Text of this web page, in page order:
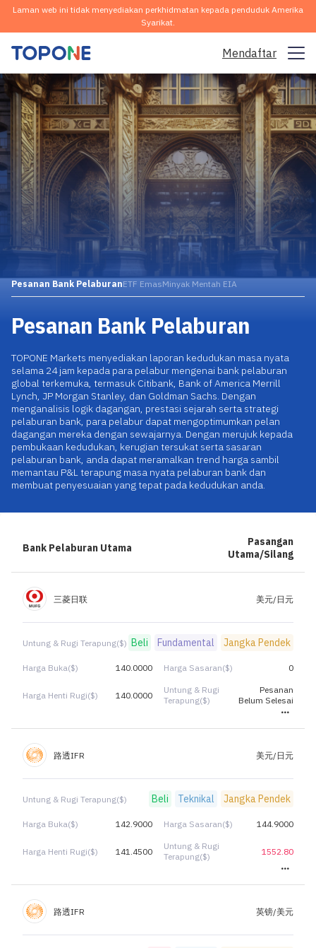
Laman web ini tidak menyediakan perkhidmatan kepada penduduk Amerika
Syarikat.
Mendaftar
Pasaran Dagangan
Platform
Komuniti
Analisis & Pembelajaran
Syarikat
Muat turun Aplikasi
Trader | Affiliates
Pesanan Bank PelaburanETF EmasMinyak Mentah EIA
Pesanan Bank Pelaburan
TOPONE Markets menyediakan laporan kedudukan masa nyata
selama 24 jam kepada para pelabur mengenai bank pelaburan
global terkemuka, termasuk Citibank, Bank of America Merrill
Lynch, JP Morgan Stanley, dan Goldman Sachs. Dengan
menganalisis logik dagangan, prestasi sejarah serta strategi
pelaburan bank, para pelabur dapat mengoptimumkan pelan
dagangan mereka dengan sewajarnya. Dengan merujuk kepada
pembukaan kedudukan, kerugian tersukat serta sasaran
pelaburan bank, anda dapat meramalkan trend harga sambil
memantau P&L terapung masa nyata pelaburan bank dan
membuat penyesuaian yang tepat pada kedudukan anda.
Bank Pelaburan Utama
Pasangan
Utama/Silang
三菱日联 美元/日元
Untung & Rugi Terapung($) Beli Fundamental Jangka Pendek
Harga Buka($) 140.0000 Harga Sasaran($) 0
Harga Henti Rugi($) 140.0000
Untung & Rugi
Terapung($)
Pesanan
Belum Selesai
路透IFR 美元/日元
Untung & Rugi Terapung($) Beli Teknikal Jangka Pendek
Harga Buka($) 142.9000 Harga Sasaran($) 144.9000
Harga Henti Rugi($) 141.4500
Untung & Rugi
Terapung($)
1552.80
路透IFR 英镑/美元